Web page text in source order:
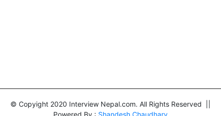
© Copyight 2020 Interview Nepal.com. All Rights Reserved ||
Powered By : Shandesh Chaudhary